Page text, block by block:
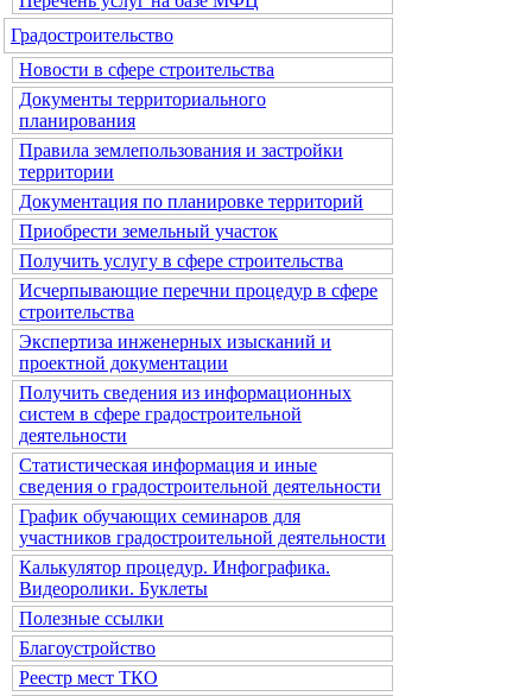
Градостроительство
Новости в сфере строительства
Документы территориального
планирования
Правила землепользования и застройки
территории
Документация по планировке территорий
Приобрести земельный участок
Получить услугу в сфере строительства
Исчерпывающие перечни процедур в сфере
строительства
Экспертиза инженерных изысканий и
проектной документации
Получить сведения из информационных
систем в сфере градостроительной
деятельности
Статистическая информация и иные
сведения о градостроительной деятельности
График обучающих семинаров для
участников градостроительной деятельности
Калькулятор процедур. Инфографика.
Видеоролики. Буклеты
Полезные ссылки
Благоустройство
Реестр мест ТКО